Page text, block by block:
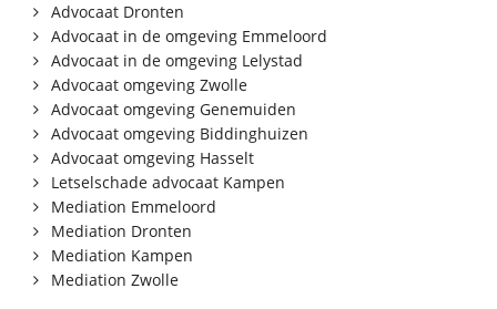
Advocaat Dronten
Advocaat in de omgeving Emmeloord
Advocaat in de omgeving Lelystad
Advocaat omgeving Zwolle
Advocaat omgeving Genemuiden
Advocaat omgeving Biddinghuizen
Advocaat omgeving Hasselt
Letselschade advocaat Kampen
Mediation Emmeloord
Mediation Dronten
Mediation Kampen
Mediation Zwolle